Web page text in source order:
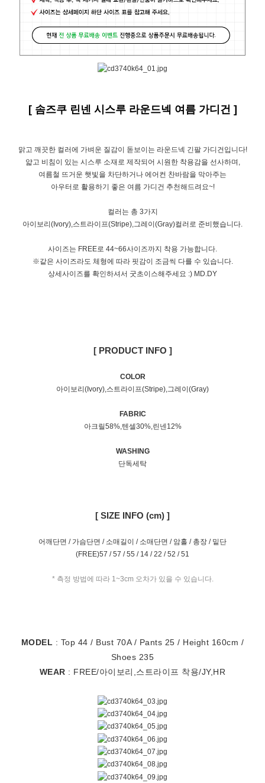
[ 솜즈쿠 린넨 시스루 라운드넥 여름 가디건 ]
맑고 깨끗한 컬러에 가벼운 질감이 돋보이는 라운드넥 긴팔 가디건입니다!
얇고 비침이 있는 시스루 소재로 제작되어 시원한 착용감을 선사하며,
여름철 뜨거운 햇빛을 차단하거나 에어컨 찬바람을 막아주는
아우터로 활용하기 좋은 여름 가디건 추천해드려요~!
컬러는 총 3가지
아이보리(Ivory),스트라이프(Stripe),그레이(Gray)컬러로 준비했습니다.
사이즈는 FREE로 44~66사이즈까지 착용 가능합니다.
※같은 사이즈라도 체형에 따라 핏감이 조금씩 다를 수 있습니다.
상세사이즈를 확인하셔서 굿초이스해주세요 :) MD.DY
[ PRODUCT INFO ]
COLOR
아이보리(Ivory),스트라이프(Stripe),그레이(Gray)
FABRIC
아크릴58%,텐셀30%,린넨12%
WASHING
단독세탁
[ SIZE INFO (cm) ]
어깨단면 / 가슴단면 / 소매길이 / 소매단면 / 암홀 / 총장 / 밑단
(FREE)57 / 57 / 55 / 14 / 22 / 52 / 51
* 측정 방법에 따라 1~3cm 오차가 있을 수 있습니다.
MODEL : Top 44 / Bust 70A / Pants 25 / Height 160cm /
Shoes 235
WEAR : FREE/아이보리,스트라이프 착용/JY,HR